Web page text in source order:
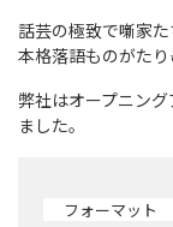
話芸の極致で噺家た
本格落語ものがたり
弊社はオープニン
ました。
フォーマット